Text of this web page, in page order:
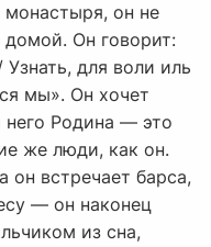
монастыря, он не
Он говорит:
Узнать, для воли иль
мы». Он хочет
Родина — это
же люди, как он.
он встречает барса,
— он наконец
из сна,